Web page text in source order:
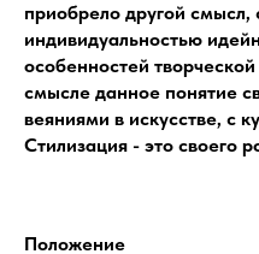
приобрело другой смысл,
индивидуальностью
особенностей
смысле данное понятие
веяниями в искусстве, с
Стилизация - это своего
Положение